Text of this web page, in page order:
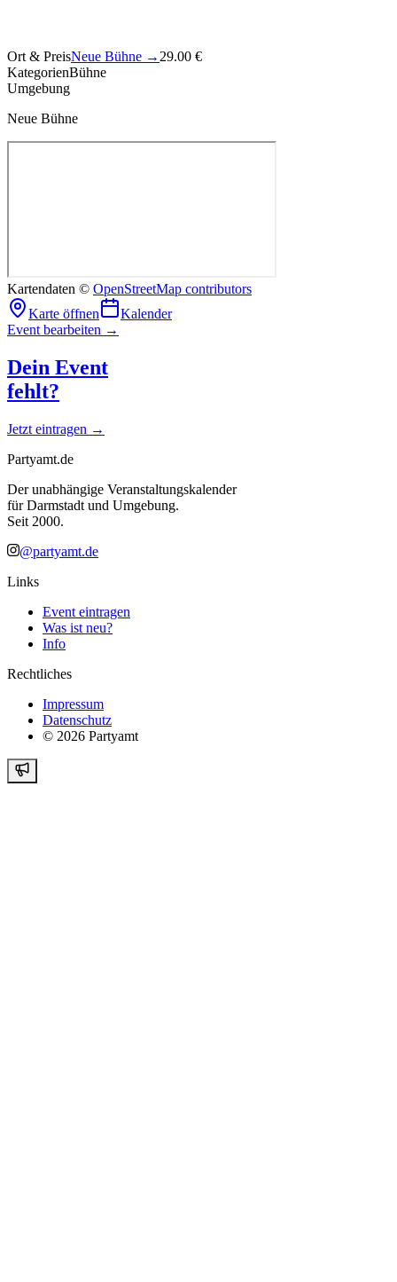
Ort & PreisNeue Bühne → 29.00 €
KategorienBühne
Umgebung
Neue Bühne
Kartendaten © OpenStreetMap contributors
Karte öffnen
Kalender
Event bearbeiten →
Dein Event
fehlt?
Jetzt eintragen →
Partyamt.de
Der unabhängige Veranstaltungskalender
für Darmstadt und Umgebung.
Seit 2000.
@partyamt.de
Links
Event eintragen
Was ist neu?
Info
Rechtliches
Impressum
Datenschutz
© 2026 Partyamt